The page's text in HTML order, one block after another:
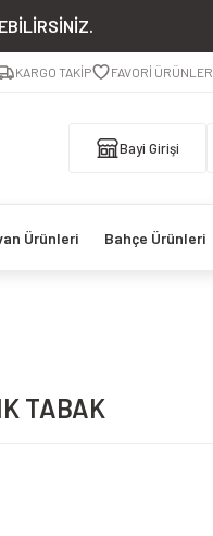
KARGO TAKİP FAVORİ ÜRÜNLER
Bayi Girişi
Ürünleri Bahçe Ürünleri
TABAK